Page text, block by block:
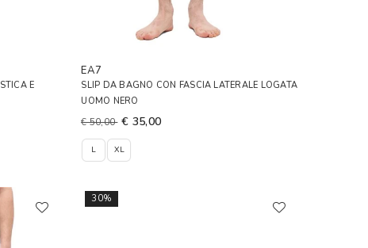
E
EA7
SLIP DA BAGNO CON FASCIA LATERALE LOGATA
UOMO NERO
€ 50,00 € 35,00
L XL
30%